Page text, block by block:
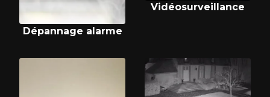
Dépannage alarme
Vidéosurveillance